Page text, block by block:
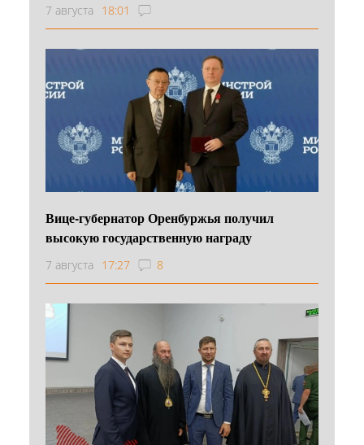
7 августа 18:01
Вице-губернатор Оренбуржья получил
высокую государственную награду
7 августа 17:27 8